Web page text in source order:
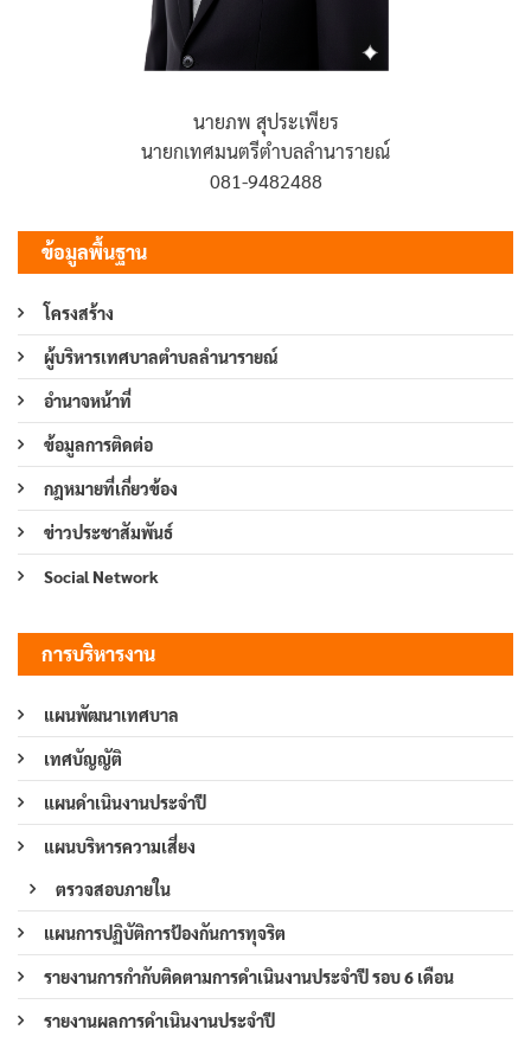
นายภพ สุประเพียร
นายกเทศมนตรีตำบลลำนารายณ์
081-9482488
ข้อมูลพื้นฐาน
โครงสร้าง
ผู้บริหารเทศบาลตำบลลำนารายณ์
อำนาจหน้าที่
ข้อมูลการติดต่อ
กฎหมายที่เกี่ยวข้อง
ข่าวประชาสัมพันธ์
Social Network
การบริหารงาน
แผนพัฒนาเทศบาล
เทศบัญญัติ
แผนดำเนินงานประจำปี
แผนบริหารความเสี่ยง
ตรวจสอบภายใน
แผนการปฏิบัติการป้องกันการทุจริต
รายงานการกำกับติดตามการดำเนินงานประจำปี รอบ 6 เดือน
รายงานผลการดำเนินงานประจำปี